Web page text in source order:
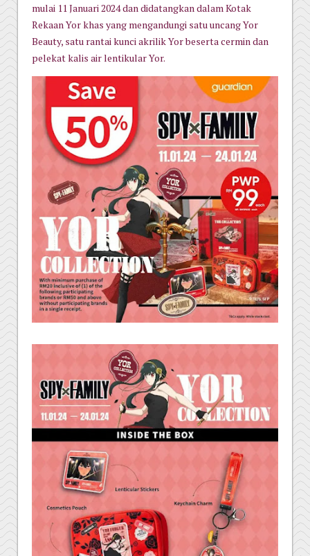
mulai 11 Januari 2024 dan didatangkan dalam Kotak
Rekaan Yor khas yang mengandungi satu uncang Yor
Beauty, satu rantai kunci akrilik Yor beserta cermin dan
pelekat kalis air lentikular Yor.